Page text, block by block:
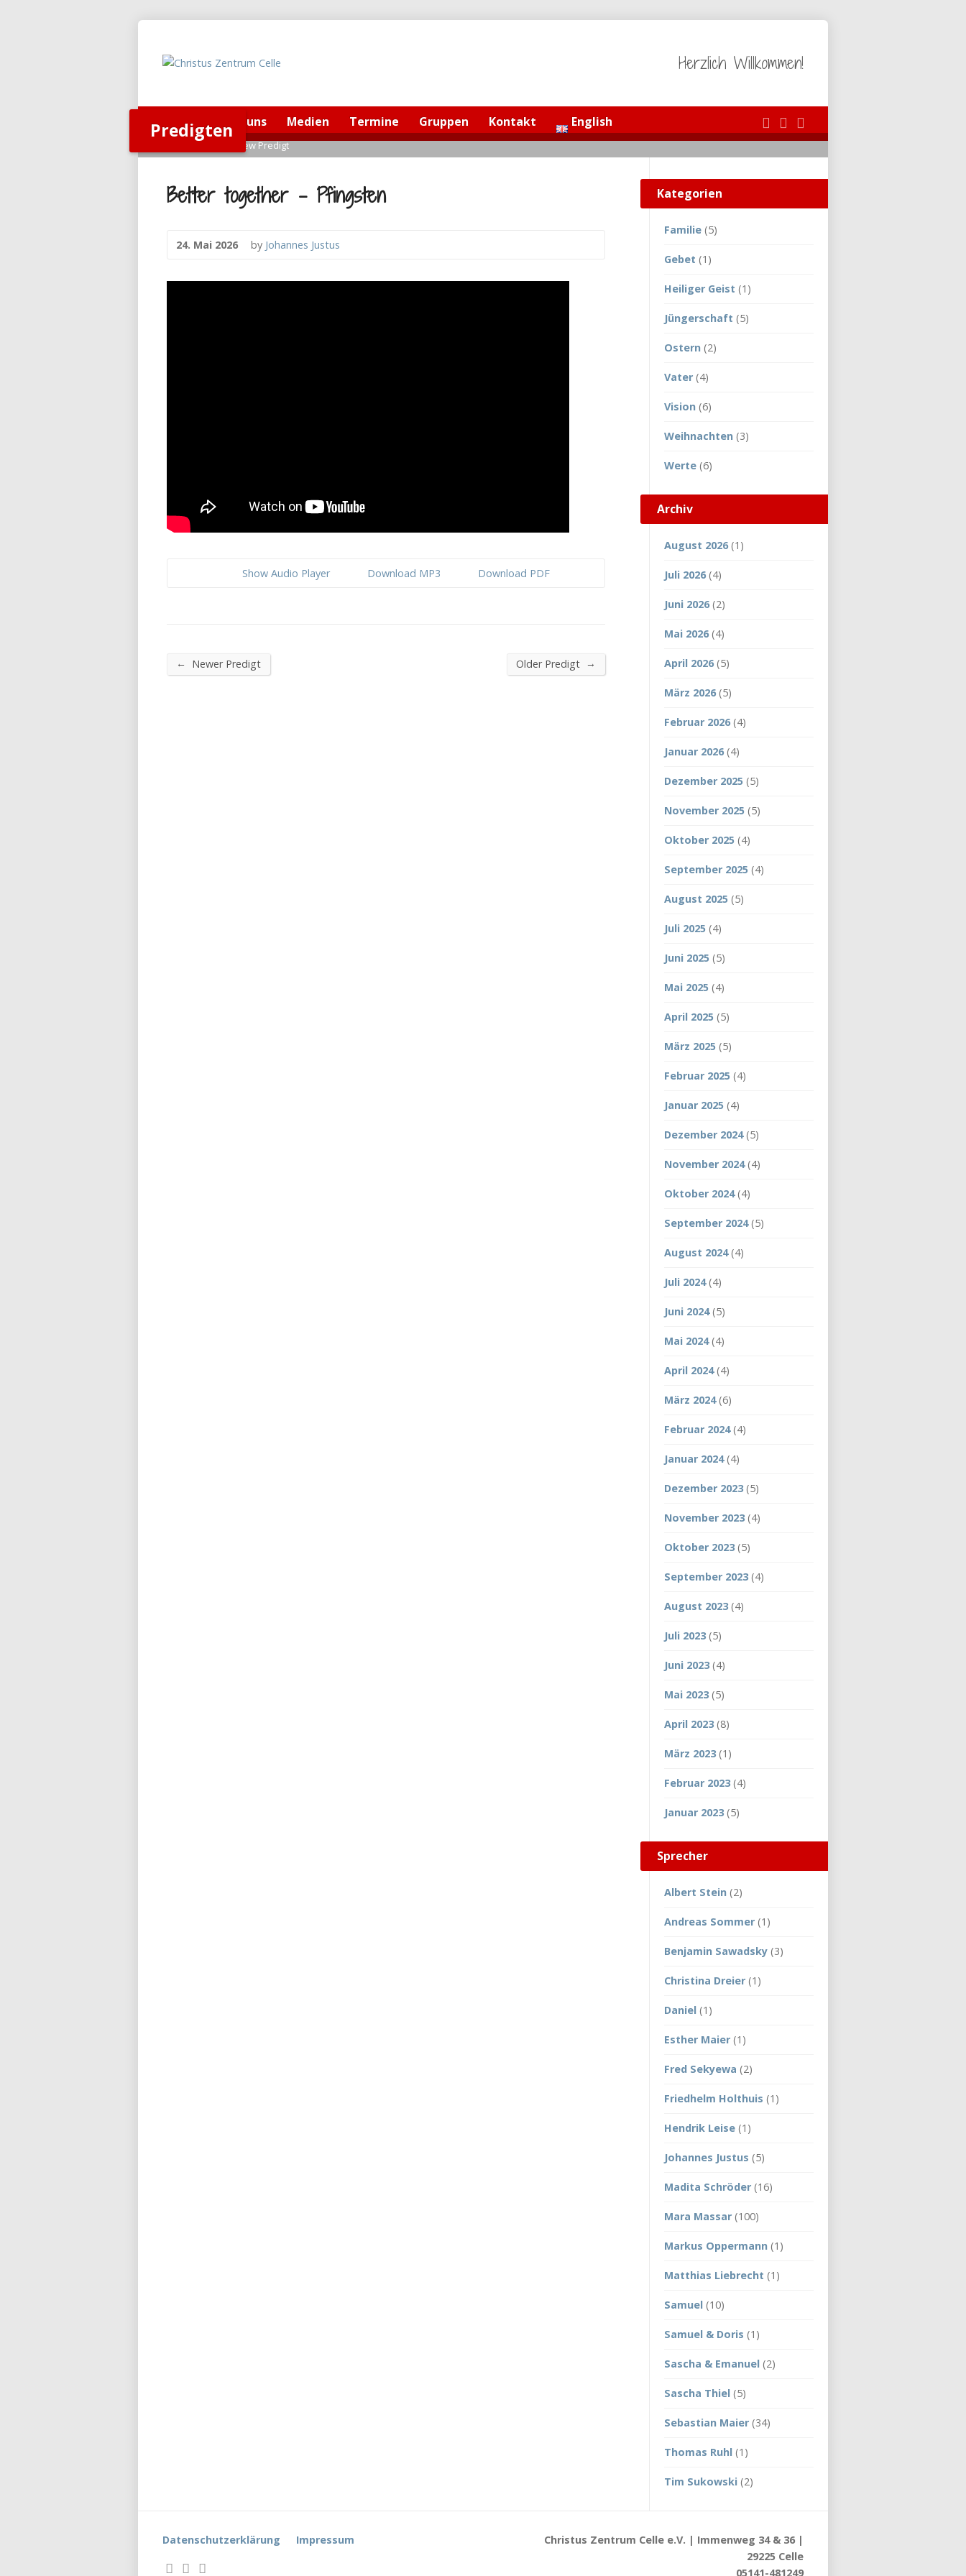
Herzlich Willkommen!
Home Über uns Medien Termine Gruppen Kontakt English
Predigten
Predigten View Predigt
Better together – Pfingsten
24. Mai 2026 by Johannes Justus
Show Audio Player Download MP3 Download PDF
← Newer Predigt Older Predigt →
Kategorien
Familie (5)
Gebet (1)
Heiliger Geist (1)
Jüngerschaft (5)
Ostern (2)
Vater (4)
Vision (6)
Weihnachten (3)
Werte (6)
Archiv
August 2026(1)
Juli 2026(4)
Juni 2026(2)
Mai 2026(4)
April 2026(5)
März 2026(5)
Februar 2026(4)
Januar 2026(4)
Dezember 2025 (5)
November 2025 (5)
Oktober 2025 (4)
September 2025 (4)
August 2025 (5)
Juli 2025 (4)
Juni 2025 (5)
Mai 2025 (4)
April 2025 (5)
März 2025 (5)
Februar 2025 (4)
Januar 2025 (4)
Dezember 2024(5)
November 2024(4)
Oktober 2024(4)
September 2024(5)
August 2024(4)
Juli 2024(4)
Juni 2024(5)
Mai 2024(4)
April 2024(4)
März 2024(6)
Februar 2024(4)
Januar 2024(4)
Dezember 2023 (5)
November 2023 (4)
Oktober 2023 (5)
September 2023 (4)
August 2023 (4)
Juli 2023 (5)
Juni 2023 (4)
Mai 2023 (5)
April 2023 (8)
März 2023 (1)
Februar 2023 (4)
Januar 2023 (5)
Sprecher
Albert Stein (2)
Andreas Sommer (1)
Benjamin Sawadsky (3)
Christina Dreier (1)
Daniel (1)
Esther Maier (1)
Fred Sekyewa (2)
Friedhelm Holthuis (1)
Hendrik Leise (1)
Johannes Justus (5)
Madita Schröder (16)
Mara Massar (100)
Markus Oppermann (1)
Matthias Liebrecht (1)
Samuel (10)
Samuel & Doris (1)
Sascha & Emanuel (2)
Sascha Thiel (5)
Sebastian Maier (34)
Thomas Ruhl (1)
Tim Sukowski (2)
Datenschutzerklärung Impressum
Christus Zentrum Celle e.V. | Immenweg 34 & 36 |
29225 Celle
05141-481249